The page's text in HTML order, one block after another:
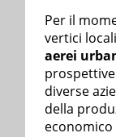
Per il
vertici
aerei
diverse
della